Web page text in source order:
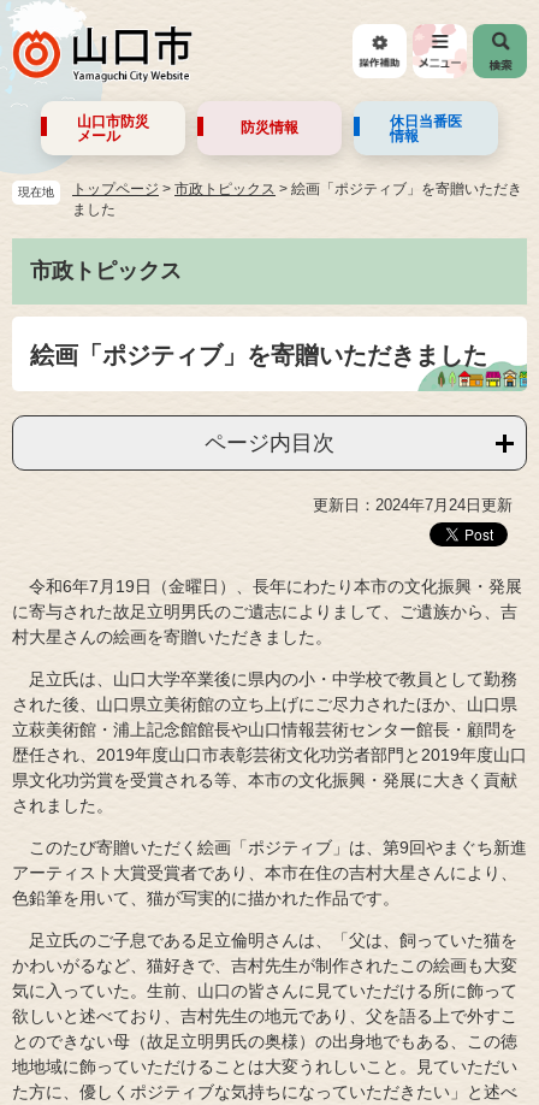
山口市防災
メール
防災情報
休日当番医
情報
現在地 トップページ > 市政トピックス > 絵画「ポジティブ」を寄贈いただき
ました
市政トピックス
絵画「ポジティブ」を寄贈いただきました
ページ内目次
更新日：2024年7月24日更新
令和6年7月19日（金曜日）、長年にわたり本市の文化振興・発展
に寄与された故足立明男氏のご遺志によりまして、ご遺族から、吉
村大星さんの絵画を寄贈いただきました。
足立氏は、山口大学卒業後に県内の小・中学校で教員として勤務
された後、山口県立美術館の立ち上げにご尽力されたほか、山口県
立萩美術館・浦上記念館館長や山口情報芸術センター館長・顧問を
歴任され、2019年度山口市表彰芸術文化功労者部門と2019年度山口
県文化功労賞を受賞される等、本市の文化振興・発展に大きく貢献
されました。
このたび寄贈いただく絵画「ポジティブ」は、第9回やまぐち新進
アーティスト大賞受賞者であり、本市在住の吉村大星さんにより、
色鉛筆を用いて、猫が写実的に描かれた作品です。
足立氏のご子息である足立倫明さんは、「父は、飼っていた猫を
かわいがるなど、猫好きで、吉村先生が制作されたこの絵画も大変
気に入っていた。生前、山口の皆さんに見ていただける所に飾って
欲しいと述べており、吉村先生の地元であり、父を語る上で外すこ
とのできない母（故足立明男氏の奥様）の出身地でもある、この徳
地地域に飾っていただけることは大変うれしいこと。見ていただい
た方に、優しくポジティブな気持ちになっていただきたい」と述べ